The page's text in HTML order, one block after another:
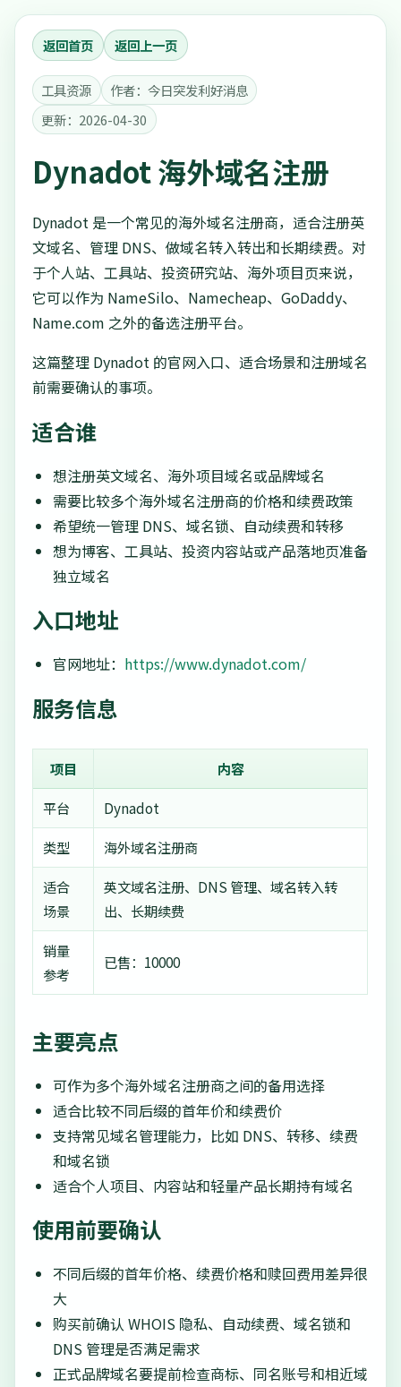
返回首页 返回上一页
工具资源
作者：今日突发利好消息
更新：2026-04-30
Dynadot 海外域名注册
Dynadot 是一个常见的海外域名注册商，适合注册英
文域名、管理 DNS、做域名转入转出和长期续费。对
于个人站、工具站、投资研究站、海外项目页来说，
它可以作为 NameSilo、Namecheap、GoDaddy、
Name.com 之外的备选注册平台。
这篇整理 Dynadot 的官网入口、适合场景和注册域名
前需要确认的事项。
适合谁
想注册英文域名、海外项目域名或品牌域名
需要比较多个海外域名注册商的价格和续费政策
希望统一管理 DNS、域名锁、自动续费和转移
想为博客、工具站、投资内容站或产品落地页准备
独立域名
入口地址
官网地址： https://www.dynadot.com/
服务信息
项目
内容
平台
Dynadot
类型
海外域名注册商
适合
场景
英文域名注册、DNS 管理、域名转入转
出、长期续费
销量
参考
已售：10000
主要亮点
可作为多个海外域名注册商之间的备用选择
适合比较不同后缀的首年价和续费价
支持常见域名管理能力，比如 DNS、转移、续费
和域名锁
适合个人项目、内容站和轻量产品长期持有域名
使用前要确认
不同后缀的首年价格、续费价格和赎回费用差异很
大
购买前确认 WHOIS 隐私、自动续费、域名锁和
DNS 管理是否满足需求
正式品牌域名要提前检查商标、同名账号和相近域